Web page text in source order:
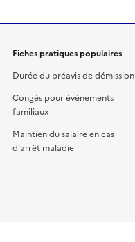
Fiches pratiques populaires
Durée du préavis de démission
Congés pour événements
familiaux
Maintien du salaire en cas
d'arrêt maladie